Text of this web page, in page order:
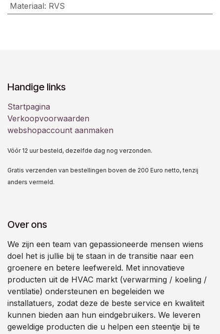
Materiaal: RVS
Handige links
Startpagina
Verkoopvoorwaarden
webshopaccount aanmaken
Vóór 12 uur besteld, dezelfde dag nog verzonden.
Gratis verzenden van bestellingen boven de 200 Euro netto, tenzij
anders vermeld.
Over ons
We zijn een team van gepassioneerde mensen wiens
doel het is jullie bij te staan in de transitie naar een
groenere en betere leefwereld. Met innovatieve
producten uit de HVAC markt (verwarming / koeling /
ventilatie) ondersteunen en begeleiden we
installatuers, zodat deze de beste service en kwaliteit
kunnen bieden aan hun eindgebruikers. We leveren
geweldige producten die u helpen een steentje bij te